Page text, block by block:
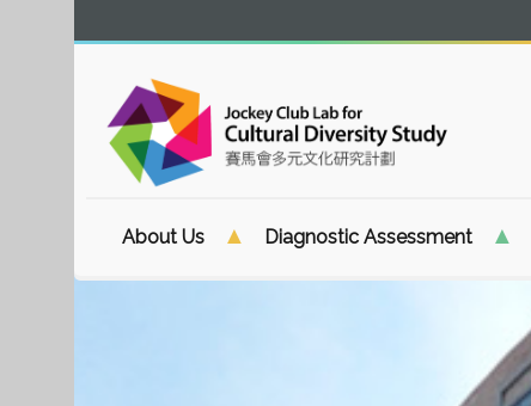
About Us Diagnostic Assessment